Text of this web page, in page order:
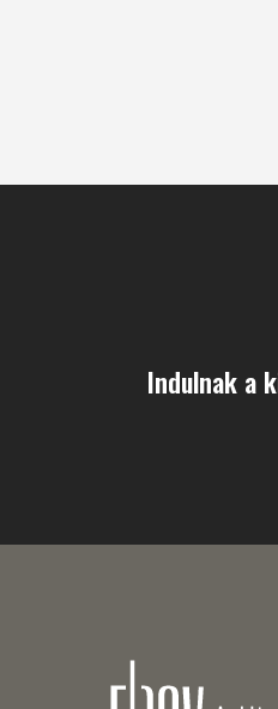
Indulnak a